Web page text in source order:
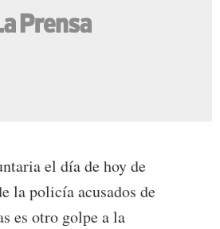
el día de hoy de
la policía acusados de
es otro golpe a la